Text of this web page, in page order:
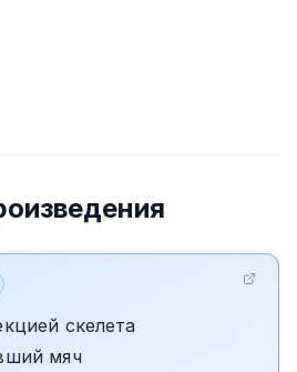
скелета
мяч